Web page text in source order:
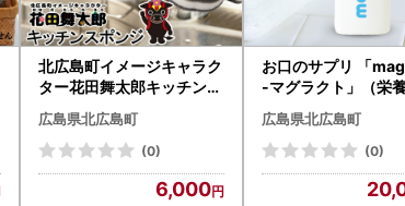
北広島町イメージキャラク
ター花田舞太郎キッチンス
ポンジ4ケ入 NI040_019
広島県北広島町
(0)
6,000
お口のサプリ 「
-マグラクト」（栄
食品）
広島県北広島町
(0)